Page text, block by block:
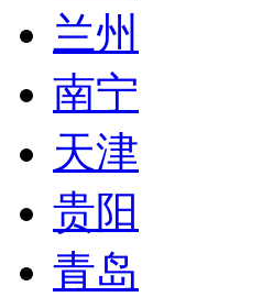
兰州
南宁
天津
贵阳
青岛